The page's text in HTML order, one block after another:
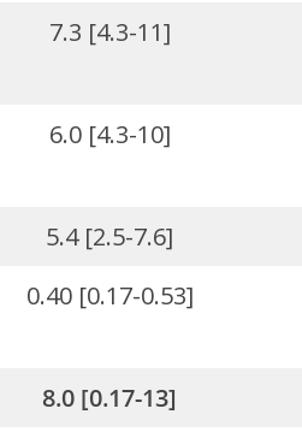
7.3 [4.3-11]
6.0 [4.3-10]
5.4 [2.5-7.6]
0.40 [0.17-0.53]
8.0 [0.17-13]